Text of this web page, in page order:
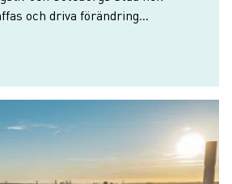
och driva förändring